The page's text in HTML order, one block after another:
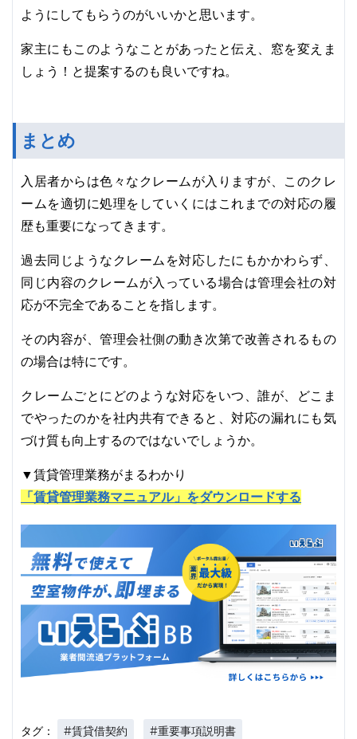
ようにしてもらうのがいいかと思います。
家主にもこのようなことがあったと伝え、窓を変えま
しょう！と提案するのも良いですね。
まとめ
入居者からは色々なクレームが入りますが、このクレ
ームを適切に処理をしていくにはこれまでの対応の履
歴も重要になってきます。
過去同じようなクレームを対応したにもかかわらず、
同じ内容のクレームが入っている場合は管理会社の対
応が不完全であることを指します。
その内容が、管理会社側の動き次第で改善されるもの
の場合は特にです。
クレームごとにどのような対応をいつ、誰が、どこま
でやったのかを社内共有できると、対応の漏れにも気
づけ質も向上するのではないでしょうか。
▼賃貸管理業務がまるわかり
「賃貸管理業務マニュアル」をダウンロードする
タグ： #賃貸借契約 #重要事項説明書